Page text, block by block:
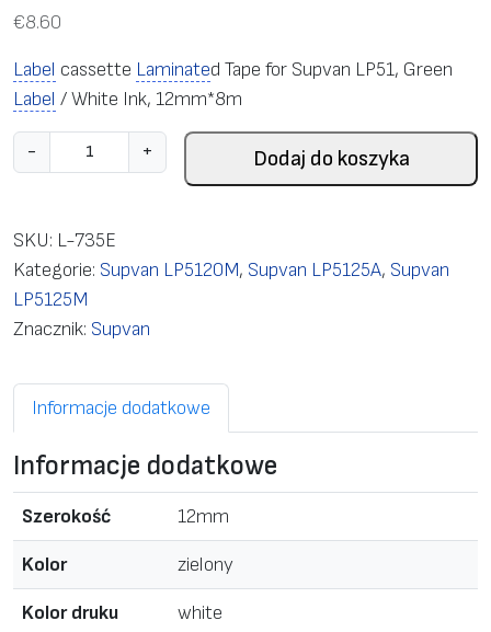
€8.60
Label cassette Laminated Tape for Supvan LP51, Green
Label / White Ink, 12mm*8m
-
l
ś
ć
L
a
e
a
s
t
+ Dodaj do koszyka
SKU: L-735E
Kategorie: Supvan LP5120M, Supvan LP5125A, Supvan
LP5125M
Znacznik: Supvan
Informacje dodatkowe
Informacje dodatkowe
Szerokość 12mm
Kolor zielony
Kolor druku white